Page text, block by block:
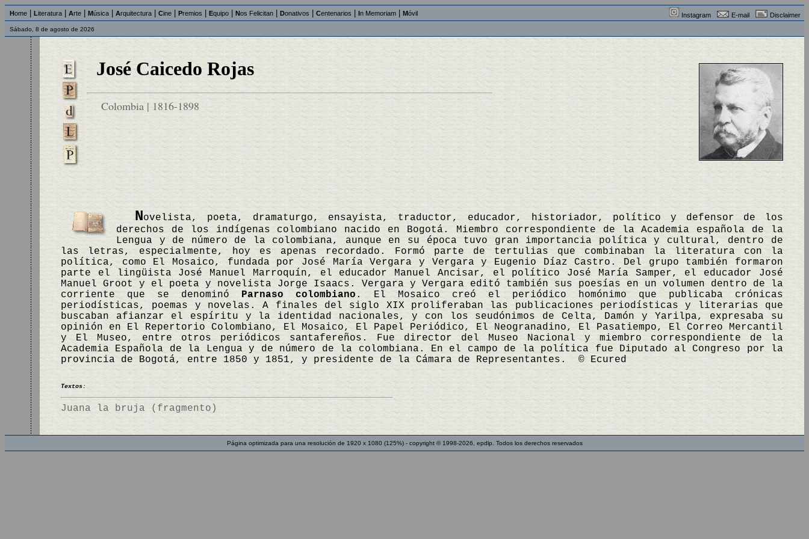
Home Literatura Arte Música Arquitectura Cine Premios Equipo Nos Felicitan Donativos Centenarios In Memoriam Móvil Instagram E-mail Disclaimer
Sábado, 8 de agosto de 2026
José Caicedo Rojas
Colombia | 1816-1898
Novelista, poeta, dramaturgo, ensayista, traductor, educador, historiador, político y defensor de los
derechos de los indígenas colombiano nacido en Bogotá. Miembro correspondiente de la Academia española de la
Lengua y de número de la colombiana, aunque en su época tuvo gran importancia política y cultural, dentro de
las letras, especialmente, hoy es apenas recordado. Formó parte de tertulias que combinaban la literatura con la
política, como El Mosaico, fundada por José María Vergara y Vergara y Eugenio Díaz Castro. Del grupo también formaron
parte el lingüista José Manuel Marroquín, el educador Manuel Ancisar, el político José María Samper, el educador José
Manuel Groot y el poeta y novelista Jorge Isaacs. Vergara y Vergara editó también sus poesías en un volumen dentro de la
corriente que se denominó Parnaso colombiano . El Mosaico creó el periódico homónimo que publicaba crónicas
periodísticas, poemas y novelas. A finales del siglo XIX proliferaban las publicaciones periodísticas y literarias que
buscaban afianzar el espíritu y la identidad nacionales, y con los seudónimos de Celta, Damón y Yarilpa, expresaba su
opinión en El Repertorio Colombiano, El Mosaico, El Papel Periódico, El Neogranadino, El Pasatiempo, El Correo Mercantil
y El Museo, entre otros periódicos santafereños. Fue director del Museo Nacional y miembro correspondiente de la
Academia Española de la Lengua y de número de la colombiana. En el campo de la política fue Diputado al Congreso por la
provincia de Bogotá, entre 1850 y 1851, y presidente de la Cámara de Representantes. © Ecured
Textos:
Juana la bruja (fragmento)
Página optimizada para una resolución de 1920 x 1080 (125%) - copyright © 1998-2026, epdlp. Todos los derechos reservados